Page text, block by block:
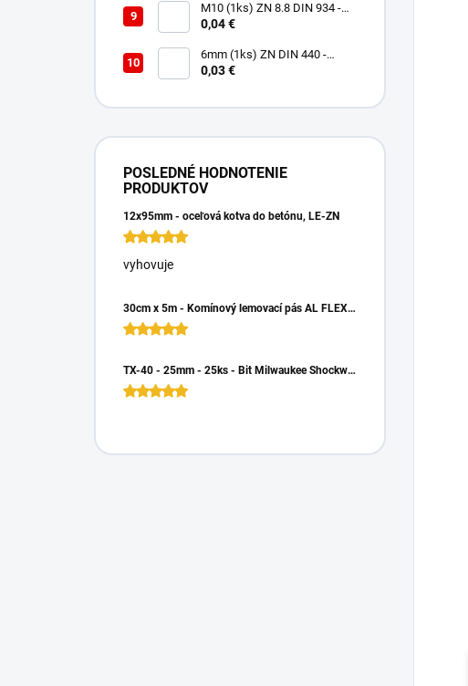
M10 (1ks) ZN 8.8 DIN 934 -
Matica 6HR
0,04 €
6mm (1ks) ZN DIN 440 -
Podložka Veľkoplošná
0,03 €
POSLEDNÉ HODNOTENIE
PRODUKTOV
12x95mm - oceľová kotva do betónu, LE-ZN
vyhovuje
30cm x 5m - Komínový lemovací pás AL FLEX 3D - Hnedá RAL 8017, Hliníkový
TX-40 - 25mm - 25ks - Bit Milwaukee Shockwave TORX